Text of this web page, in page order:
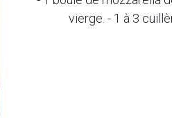
vierge. - 1 à 3